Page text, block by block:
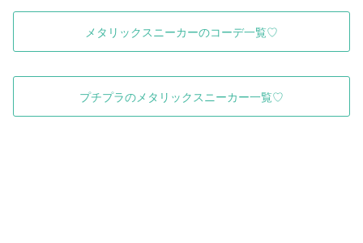
メタリックスニーカーのコーデ一覧♡
プチプラのメタリックスニーカー一覧♡